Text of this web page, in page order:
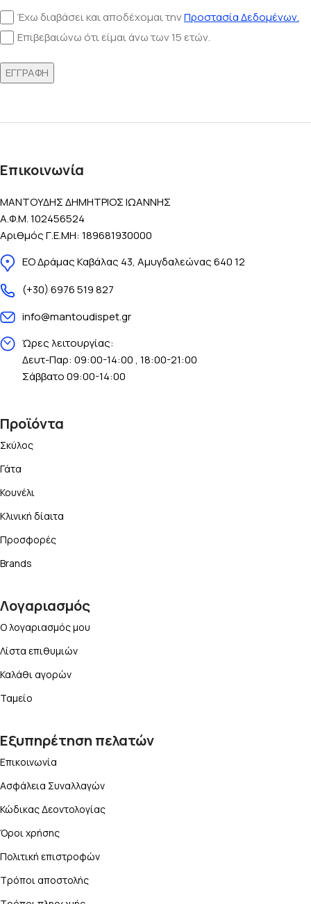
Έχω διαβάσει και αποδέχομαι τηνΠροστασία Δεδομένων.
Επιβεβαιώνω ότι είμαι άνω των 15 ετών.
Επικοινωνία
ΜΑΝΤΟΥΔΗΣ ΔΗΜΗΤΡΙΟΣ ΙΩΑΝΝΗΣ
Α.Φ.Μ. 102456524
Αριθμός Γ.Ε.ΜΗ: 189681930000
ΕΟ Δράμας Καβάλας 43, Αμυγδαλεώνας 640 12
(+30) 6976 519 827
info@mantoudispet.gr
Ώρες λειτουργίας:
Δευτ-Παρ: 09:00-14:00 , 18:00-21:00
Σάββατο 09:00-14:00
Προϊόντα
Σκύλος
Γάτα
Κουνέλι
Κλινική δίαιτα
Προσφορές
Brands
Λογαριασμός
Ο λογαριασμός μου
Λίστα επιθυμιών
Καλάθι αγορών
Ταμείο
Εξυπηρέτηση πελατών
Επικοινωνία
Ασφάλεια Συναλλαγών
Κώδικας Δεοντολογίας
Όροι χρήσης
Πολιτική επιστροφών
Τρόποι αποστολής